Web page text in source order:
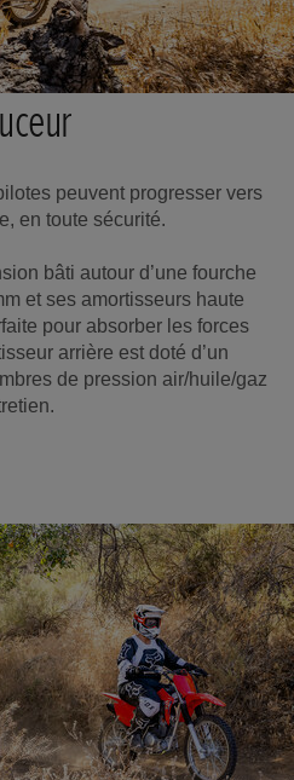
peuvent progresser vers
en toute sécurité.
bâti autour d’une fourche
et ses amortisseurs haute
pour absorber les forces
arrière est doté d’un
de pression air/huile/gaz